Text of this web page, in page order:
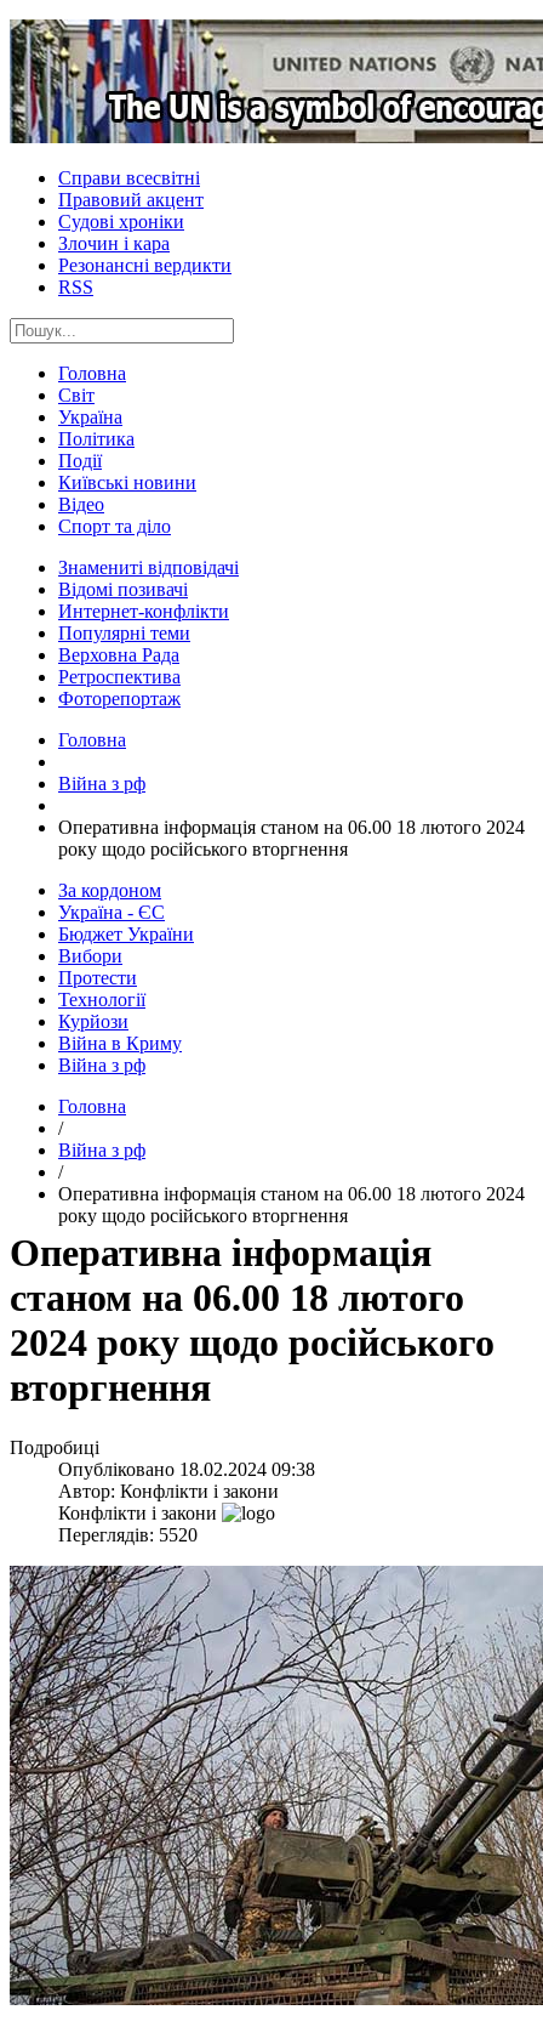
Справи всесвітні
Правовий акцент
Судові хроніки
Злочин і кара
Резонансні вердикти
RSS
Головна
Світ
Україна
Політика
Події
Київські новини
Відео
Спорт та діло
Знамениті відповідачі
Відомі позивачі
Интернет-конфлікти
Популярні теми
Верховна Рада
Ретроспектива
Фоторепортаж
Головна
Війна з рф
​Оперативна інформація станом на 06.00 18 лютого 2024
року щодо російського вторгнення
За кордоном
Україна - ЄС
Бюджет України
Вибори
Протести
Технології
Курйози
Війна в Криму
Війна з рф
Головна
/
Війна з рф
/
​Оперативна інформація станом на 06.00 18 лютого 2024
року щодо російського вторгнення
​Оперативна інформація
станом на 06.00 18 лютого
2024 року щодо російського
вторгнення
Подробиці
Опубліковано 18.02.2024 09:38
Автор: Конфлікти і закони
Конфлікти і закони
Переглядів: 5520